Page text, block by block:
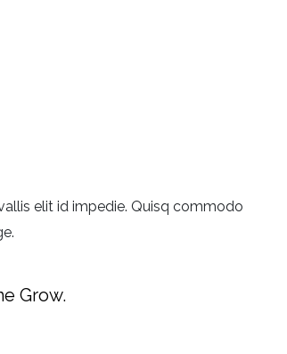
elit id impedie. Quisq commodo
Grow.